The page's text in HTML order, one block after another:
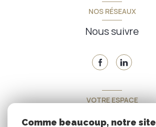
NOS RÉSEAUX
Nous suivre
VOTRE ESPACE
Espace propriétaire
Comme beaucoup, notre site